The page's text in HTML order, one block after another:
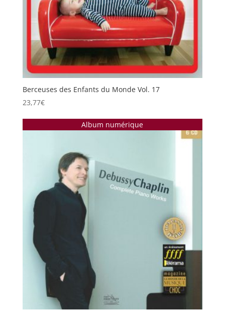
Berceuses des Enfants du Monde Vol. 17
23,77€
Album numérique